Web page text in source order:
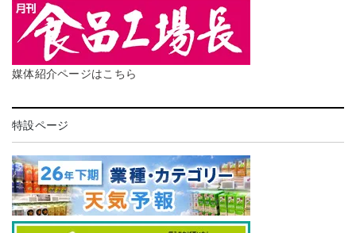
媒体紹介ページはこちら
特設ページ